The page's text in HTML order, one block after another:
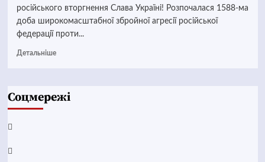
російського вторгнення Слава Україні! Розпочалася 1588-ма
доба широкомасштабної збройної агресії російської
федерації проти...
Детальніше
Соцмережі
Facebook
YouTube